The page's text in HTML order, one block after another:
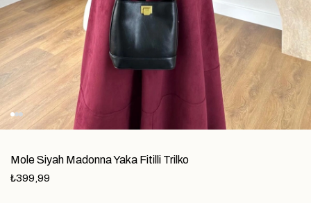
Mole Siyah Madonna Yaka Fitilli Trilko
₺399,99